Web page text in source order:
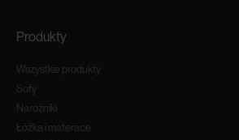
Produkty
Wszystkie produkty
Sofy
Narożniki
Łóżka i materace